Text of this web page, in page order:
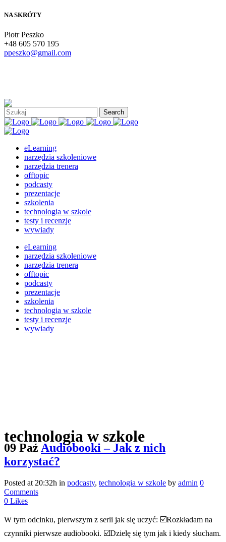
NA SKRÓTY
Piotr Peszko
+48 605 570 195
ppeszko@gmail.com
eLearning
narzędzia szkoleniowe
narzędzia trenera
offtopic
podcasty
prezentacje
szkolenia
technologia w szkole
testy i recenzje
wywiady
eLearning
narzędzia szkoleniowe
narzędzia trenera
offtopic
podcasty
prezentacje
szkolenia
technologia w szkole
testy i recenzje
wywiady
technologia w szkole
09 Paź Audiobooki – Jak z nich
korzystać?
Posted at 20:32h in podcasty, technologia w szkole by admin 0
Comments
0 Likes
W tym odcinku, pierwszym z serii jak się uczyć: ☑️Rozkładam na
czynniki pierwsze audiobooki. ☑️Dzielę się tym jak i kiedy słucham.